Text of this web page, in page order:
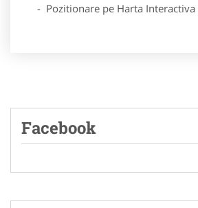
- Pozitionare pe Harta Interactiva
Facebook